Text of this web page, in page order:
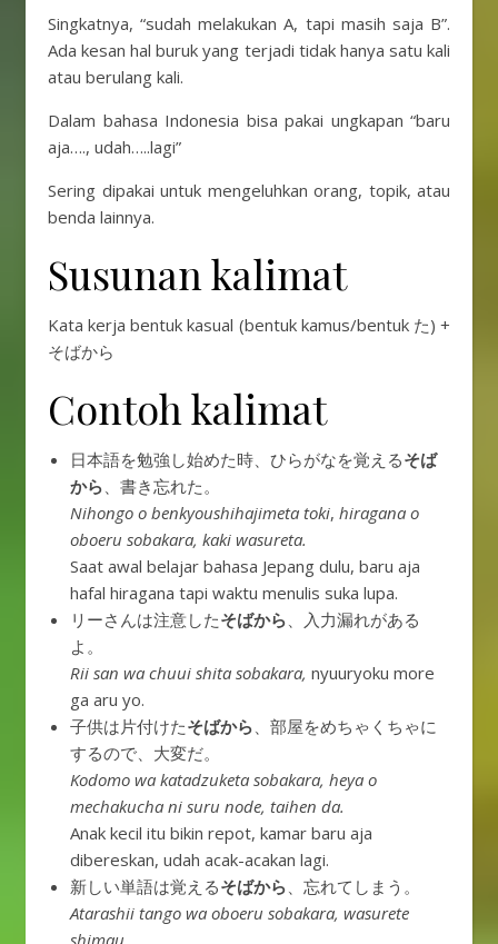
Singkatnya, “sudah melakukan A, tapi masih saja B”.
Ada kesan hal buruk yang terjadi tidak hanya satu kali
atau berulang kali.
Dalam bahasa Indonesia bisa pakai ungkapan “baru
aja…., udah…..lagi”
Sering dipakai untuk mengeluhkan orang, topik, atau
benda lainnya.
Susunan kalimat
Kata kerja bentuk kasual (bentuk kamus/bentuk た) +
そばから
Contoh kalimat
日本語を勉強し始めた時、ひらがなを覚えるそば
から、書き忘れた。
Nihongo o benkyoushihajimeta toki, hiragana o
oboeru sobakara, kaki wasureta.
Saat awal belajar bahasa Jepang dulu, baru aja
hafal hiragana tapi waktu menulis suka lupa.
リーさんは注意したそばから、入力漏れがある
よ。
Rii san wa chuui shita sobakara, nyuuryoku more
ga aru yo.
子供は片付けたそばから、部屋をめちゃくちゃに
するので、大変だ。
Kodomo wa katadzuketa sobakara, heya o
mechakucha ni suru node, taihen da.
Anak kecil itu bikin repot, kamar baru aja
dibereskan, udah acak-acakan lagi.
新しい単語は覚えるそばから、忘れてしまう。
Atarashii tango wa oboeru sobakara, wasurete